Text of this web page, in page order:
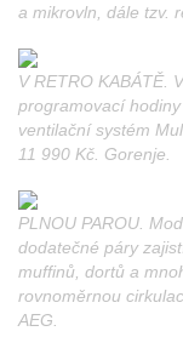
a mikrovln, dále tzv.
V RETRO KABÁTĚ.
programovací
ventilační systém
11 990 Kč. Gorenje.
PLNOU PAROU.
dodatečné páry
muffinů, dortů a
rovnoměrnou
AEG.